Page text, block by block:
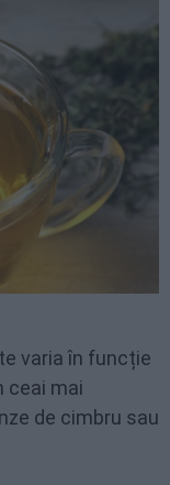
varia în funcție
ceai mai
de cimbru sau